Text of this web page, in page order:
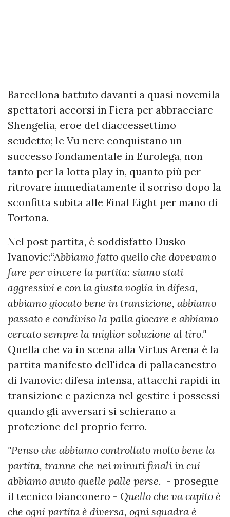
Barcellona battuto davanti a quasi novemila
spettatori accorsi in Fiera per abbracciare
Shengelia, eroe del diaccessettimo
scudetto; le Vu nere conquistano un
successo fondamentale in Eurolega, non
tanto per la lotta play in, quanto più per
ritrovare immediatamente il sorriso dopo la
sconfitta subita alle Final Eight per mano di
Tortona.
Nel post partita, è soddisfatto Dusko
Ivanovic:“Abbiamo fatto quello che dovevamo
fare per vincere la partita: siamo stati
aggressivi e con la giusta voglia in difesa,
abbiamo giocato bene in transizione, abbiamo
passato e condiviso la palla giocare e abbiamo
cercato sempre la miglior soluzione al tiro."
Quella che va in scena alla Virtus Arena è la
partita manifesto dell'idea di pallacanestro
di Ivanovic: difesa intensa, attacchi rapidi in
transizione e pazienza nel gestire i possessi
quando gli avversari si schierano a
protezione del proprio ferro.
"Penso che abbiamo controllato molto bene la
partita, tranne che nei minuti finali in cui
abbiamo avuto quelle palle perse. - prosegue
il tecnico bianconero - Quello che va capito è
che ogni partita è diversa, ogni squadra è